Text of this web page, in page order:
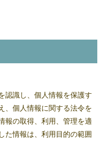
認識し、個人情報を保護す
、個人情報に関する法令を
報の取得、利用、管理を適
た情報は、利用目的の範囲